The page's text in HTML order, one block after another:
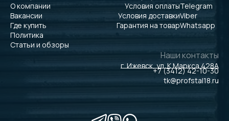
О компании
Вакансии
Где купить
Политика
Статьи и обзоры
Условия оплаты
Условия доставки
Гарантия на товар
Telegram
Viber
Whatsapp
Наши контакты
г. Ижевск, ул. К.Маркса 428А
+7 (3412) 42-10-30
tk@profstal18.ru